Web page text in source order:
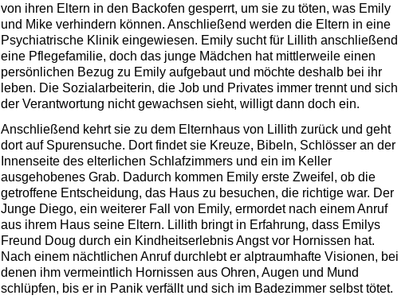
von ihren Eltern in den Backofen gesperrt, um sie zu töten, was Emily
und Mike verhindern können. Anschließend werden die Eltern in eine
Psychiatrische Klinik eingewiesen. Emily sucht für Lillith anschließend
eine Pflegefamilie, doch das junge Mädchen hat mittlerweile einen
persönlichen Bezug zu Emily aufgebaut und möchte deshalb bei ihr
leben. Die Sozialarbeiterin, die Job und Privates immer trennt und sich
der Verantwortung nicht gewachsen sieht, willigt dann doch ein.
Anschließend kehrt sie zu dem Elternhaus von Lillith zurück und geht
dort auf Spurensuche. Dort findet sie Kreuze, Bibeln, Schlösser an der
Innenseite des elterlichen Schlafzimmers und ein im Keller
ausgehobenes Grab. Dadurch kommen Emily erste Zweifel, ob die
getroffene Entscheidung, das Haus zu besuchen, die richtige war. Der
Junge Diego, ein weiterer Fall von Emily, ermordet nach einem Anruf
aus ihrem Haus seine Eltern. Lillith bringt in Erfahrung, dass Emilys
Freund Doug durch ein Kindheitserlebnis Angst vor Hornissen hat.
Nach einem nächtlichen Anruf durchlebt er alptraumhafte Visionen, bei
denen ihm vermeintlich Hornissen aus Ohren, Augen und Mund
schlüpfen, bis er in Panik verfällt und sich im Badezimmer selbst tötet.